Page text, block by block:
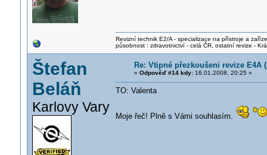
Revizní technik E2/A - specializace na přístroje a
působnost : zdravotnictví - celá ČR, ostatní revize -
Štefan
Beláň
Karlovy Vary
Re: Vtipné přezkoušeni revize
« Odpověď #14 kdy:16.01.2008, 20:25 »
TO: Valenta
Moje řeč! Plně s Vámi souhlasím.